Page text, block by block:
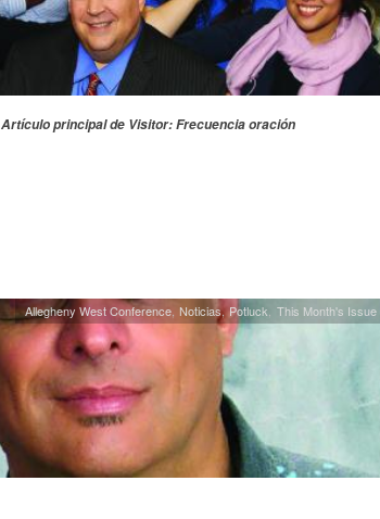
Artículo principal de Visitor: Frecuencia oración
Allegheny West Conference Noticias Potluck This Month's Issue